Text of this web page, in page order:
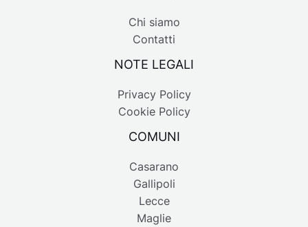
Chi siamo
Contatti
NOTE LEGALI
Privacy Policy
Cookie Policy
COMUNI
Casarano
Gallipoli
Lecce
Maglie